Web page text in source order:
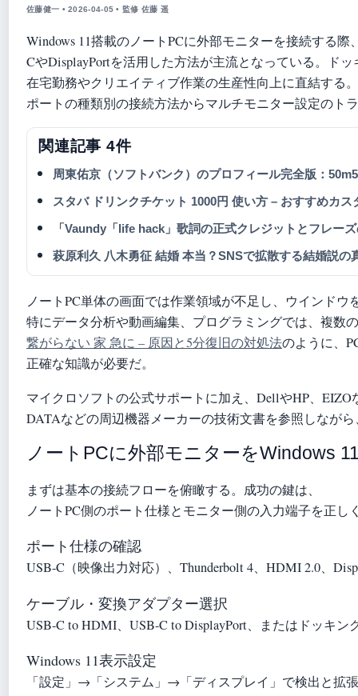
佐藤健一 • 2026-04-05 • 監修 佐藤 遥
Windows 11搭載のノートPCに外部モニターを接続する
CやDisplayPortを活用した方法が主流となっている。ド
在宅勤務やクリエイティブ作業の生産性向上に直結する
ポートの種類別の接続方法からマルチモニター設定のト
関連記事 4件
周東佑京（ソフトバンク）のプロフィール完全版：
スタバ ドリンクチケット 1000円 使い方 – おすすめカ
「Vaundy「life hack」歌詞の正式クレジットとフレー
萩原利久 八木勇征 結婚 本当？SNSで拡散する結婚説
ノートPC単体の画面では作業領域が不足し、ウインド
特にデータ分析や動画編集、プログラミングでは、複数
繋がらない 家 急に – 原因と5分復旧の対処法のように、
正確な知識が必要だ。
マイクロソフトの公式サポートに加え、DellやHP、
DATAなどの周辺機器メーカーの技術文書を参照しなが
ノートPCに外部モニターをWindows
まずは基本の接続フローを俯瞰する。成功の鍵は、
ノートPC側のポート仕様とモニター側の入力端子を正
ポート仕様の確認
USB-C（映像出力対応）、Thunderbolt 4、HDMI 2.0、
ケーブル・変換アダプター選択
USB-C to HDMI、USB-C to DisplayPort、またはドッキ
Windows 11表示設定
「設定」→「システム」→「ディスプレイ」で検出と拡